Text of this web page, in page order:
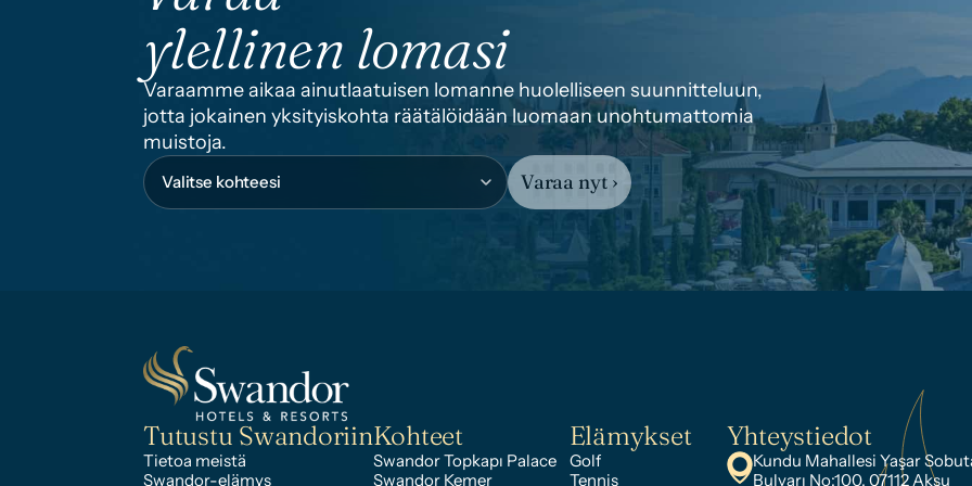
ylellinen lomasi
Varaamme aikaa ainutlaatuisen lomanne huolelliseen suunnitteluun,
jotta jokainen yksityiskohta räätälöidään luomaan unohtumattomia
muistoja.
Varaa nyt ›
Tutustu Swandoriin
Tietoa meistä
Swandor-elämys
Kohteet
Swandor Topkapı Palace
Swandor Kemer
Elämykset
Golf
Tennis
Yhteystiedot
Kundu Mahallesi Yaşar
Bulvarı No:100, 07112 Aksu